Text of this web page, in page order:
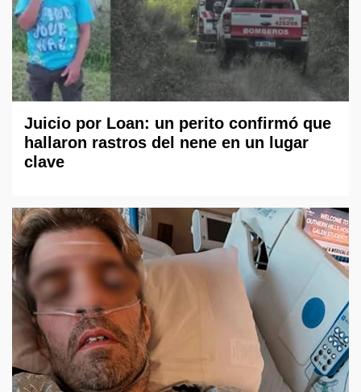
Juicio por Loan: un perito confirmó que
hallaron rastros del nene en un lugar
clave